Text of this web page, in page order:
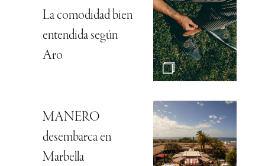
La comodidad bien
entendida según
Aro
MANERO
desembarca en
Marbella